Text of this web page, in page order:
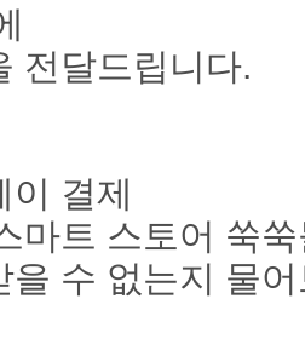
전달드립니다.
이 결제
마트 스토어 쑥
을 수 없는지 물